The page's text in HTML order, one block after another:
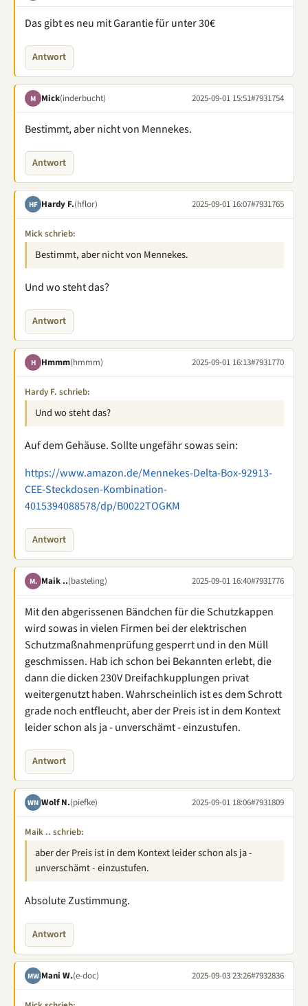
Das gibt es neu mit Garantie für unter 30€
Antwort
M Mick(inderbucht) 2025-09-01 15:51#7931754
Bestimmt, aber nicht von Mennekes.
Antwort
HF Hardy F.(hflor) 2025-09-01 16:07#7931765
Mick schrieb:
Bestimmt, aber nicht von Mennekes.
Und wo steht das?
Antwort
H Hmmm(hmmm) 2025-09-01 16:13#7931770
Hardy F. schrieb:
Und wo steht das?
Auf dem Gehäuse. Sollte ungefähr sowas sein:
https://www.amazon.de/Mennekes-Delta-Box-92913-
CEE-Steckdosen-Kombination-
4015394088578/dp/B0022TOGKM
Antwort
M. Maik ..(basteling) 2025-09-01 16:40#7931776
Mit den abgerissenen Bändchen für die Schutzkappen
wird sowas in vielen Firmen bei der elektrischen
Schutzmaßnahmenprüfung gesperrt und in den Müll
geschmissen. Hab ich schon bei Bekannten erlebt, die
dann die dicken 230V Dreifachkupplungen privat
weitergenutzt haben. Wahrscheinlich ist es dem Schrott
grade noch entfleucht, aber der Preis ist in dem Kontext
leider schon als ja - unverschämt - einzustufen.
Antwort
WN Wolf N.(piefke) 2025-09-01 18:06#7931809
Maik .. schrieb:
aber der Preis ist in dem Kontext leider schon als ja -
unverschämt - einzustufen.
Absolute Zustimmung.
Antwort
MW Mani W.(e-doc) 2025-09-03 23:26#7932836